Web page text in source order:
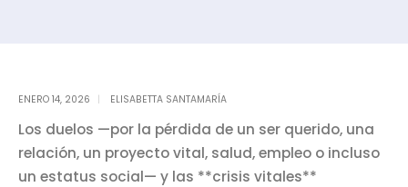
ENERO 14, 2026 ELISABETTA SANTAMARÍA
Los duelos —por la pérdida de un ser querido, una
relación, un proyecto vital, salud, empleo o incluso
un estatus social— y las **crisis vitales**